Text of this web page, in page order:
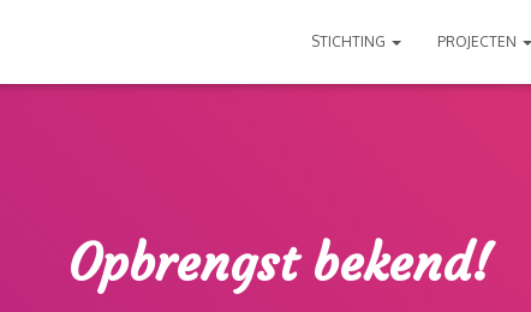
STICHTING PROJECTEN
Opbrengst bekend!